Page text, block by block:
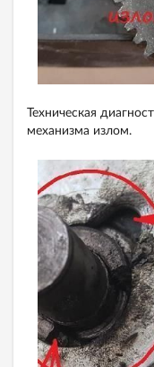
Техническая
механизма излом.